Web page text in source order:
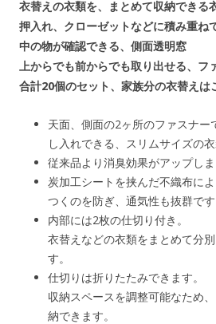
衣替えの衣類を、まとめて収納できる
押入れ、クローゼットなどに積み重ね
中の物が確認できる、側面透明窓
上からでも前からでも取り出せる、フ
合計20個のセット、家族分の衣替えは
天面、側面の2ヶ所のファスナー
し入れできる、スリムサイズの衣
従来品より消臭効果がアップしま
炭加工シートを挟んだ不織布に
つくのを防ぎ、通気性も抜群です
内部には2枚の仕切り付き。
衣替えなどの衣類をまとめて分
す。
仕切りは折りたたみできます。
収納スペースを調整可能なため
納できます。